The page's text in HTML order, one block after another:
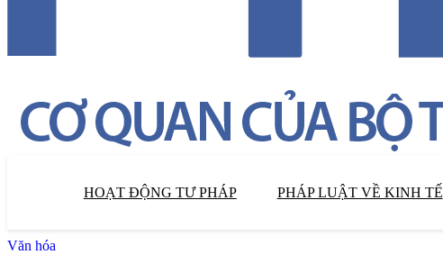
HOẠT ĐỘNG TƯ PHÁP PHÁP LUẬT VỀ KINH TẾ
Văn hóa